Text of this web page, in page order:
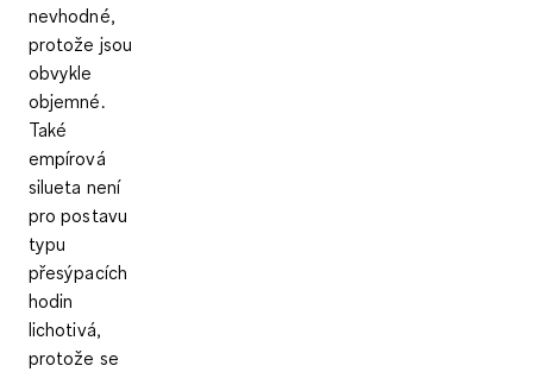
nevhodné,
protože jsou
obvykle
objemné.
Také
empírová
silueta není
pro postavu
typu
přesýpacích
hodin
lichotivá,
protože se